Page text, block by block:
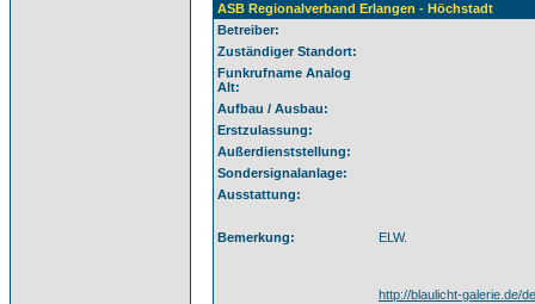
ASB Regionalverband Erlangen - Höchstadt
Betreiber:
Zuständiger Standort:
Funkrufname Analog
Alt:
Aufbau / Ausbau:
Erstzulassung:
Außerdienststellung:
Sondersignalanlage:
Ausstattung:
Bemerkung: ELW.
http://blaulicht-galerie.de/